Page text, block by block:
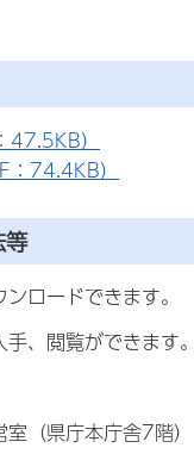
47.5KB）
74.4KB）
ロードできます。
、閲覧ができます。
（県庁本庁舎7階）